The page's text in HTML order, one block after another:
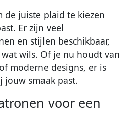
de juiste plaid te kiezen
Er zijn veel
en stijlen beschikbaar,
wils. Of je nu houdt van
moderne designs, er is
smaak past.
voor een